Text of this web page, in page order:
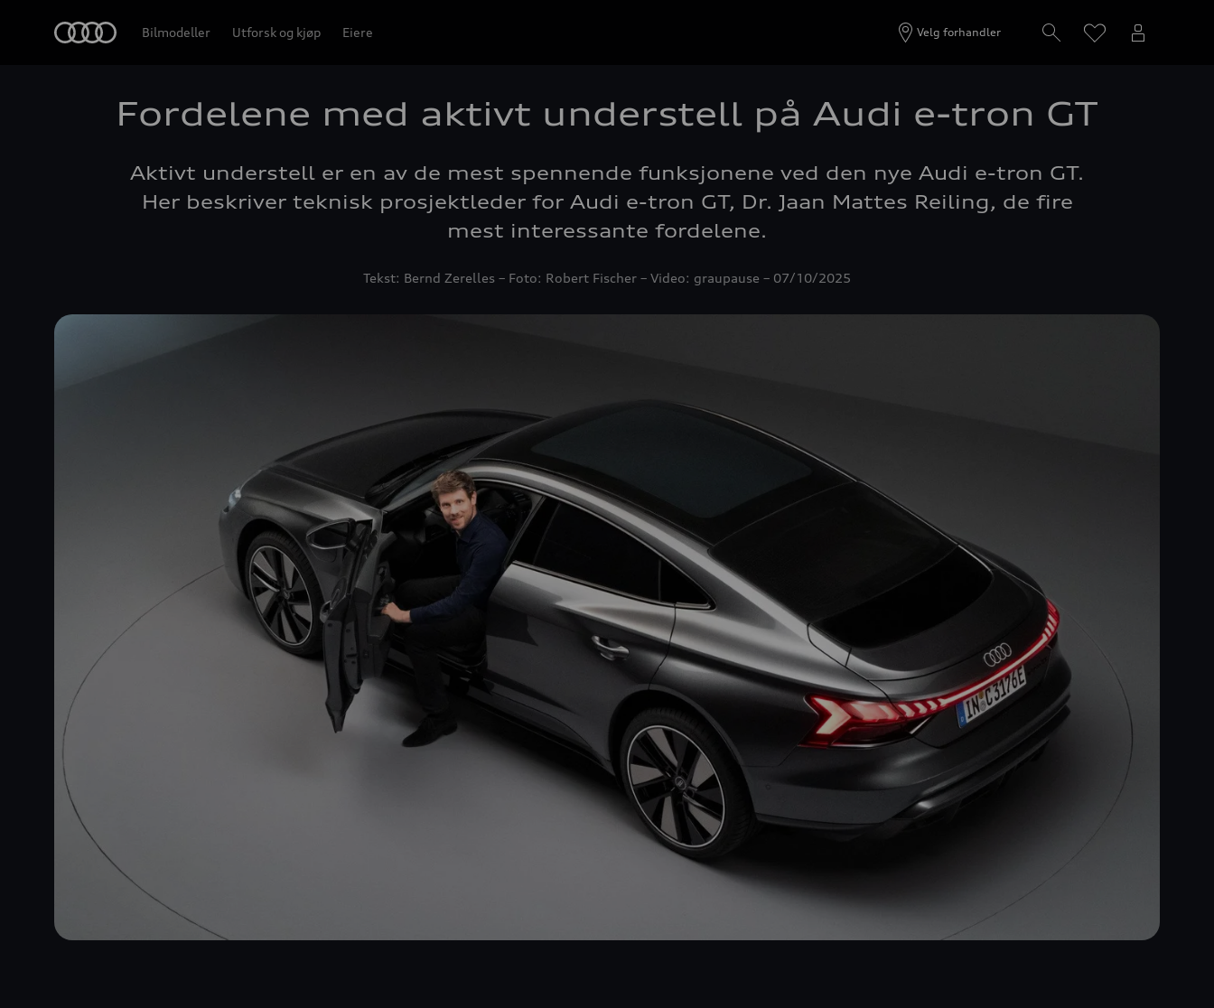
Bilmodeller Utforsk og kjøp Eiere Velg forhandler
Fordelene med aktivt understell på Audi e-tron GT
Aktivt understell er en av de mest spennende funksjonene ved den nye Audi e-tron GT.
Her beskriver teknisk prosjektleder for Audi e-tron GT, Dr. Jaan Mattes Reiling, de fire
mest interessante fordelene.
Tekst: Bernd Zerelles – Foto: Robert Fischer – Video: graupause – 07/10/2025